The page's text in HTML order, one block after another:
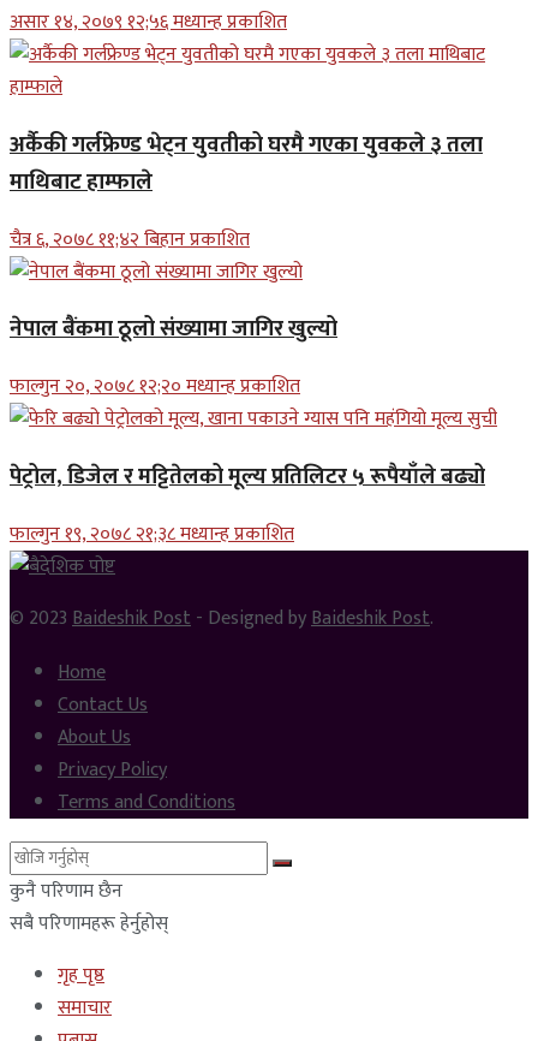
असार १४, २०७९ १२;५६ मध्यान्ह प्रकाशित
अर्कैकी गर्लफ्रेण्ड भेट्न युवतीको घरमै गएका युवकले ३ तला
माथिबाट हाम्फाले
चैत्र ६, २०७८ ११;४२ बिहान प्रकाशित
नेपाल बैंकमा ठूलो संख्यामा जागिर खुल्यो
फाल्गुन २०, २०७८ १२;२० मध्यान्ह प्रकाशित
पेट्रोल, डिजेल र मट्टितेलको मूल्य प्रतिलिटर ५ रूपैयाँले बढ्यो
फाल्गुन १९, २०७८ २१;३८ मध्यान्ह प्रकाशित
© 2023Baideshik Post- Designed byBaideshik Post.
Home
Contact Us
About Us
Privacy Policy
Terms and Conditions
कुनै परिणाम छैन
सबै परिणामहरू हेर्नुहोस्
गृह पृष्ठ
समाचार